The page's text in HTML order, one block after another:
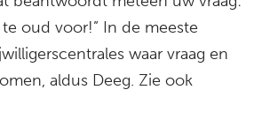
oud voor!” In de meeste
waar vraag en
aldus Deeg. Zie ook